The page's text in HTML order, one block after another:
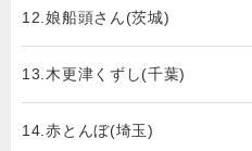
12.娘船頭さん(茨城)
13.木更津くずし(千葉)
14.赤とんぼ(埼玉)